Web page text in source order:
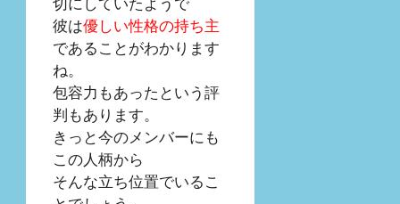
彼は優しい性格の持ち主
であることがわかります
ね。
包容力もあったという評
判もあります。
きっと今のメンバーにも
この人柄から
そんな立ち位置でいるこ